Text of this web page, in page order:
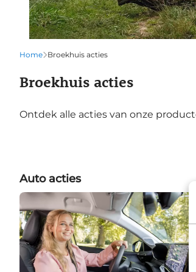
Home Broekhuis acties
Broekhuis acties
Ontdek alle acties van onze
Auto acties